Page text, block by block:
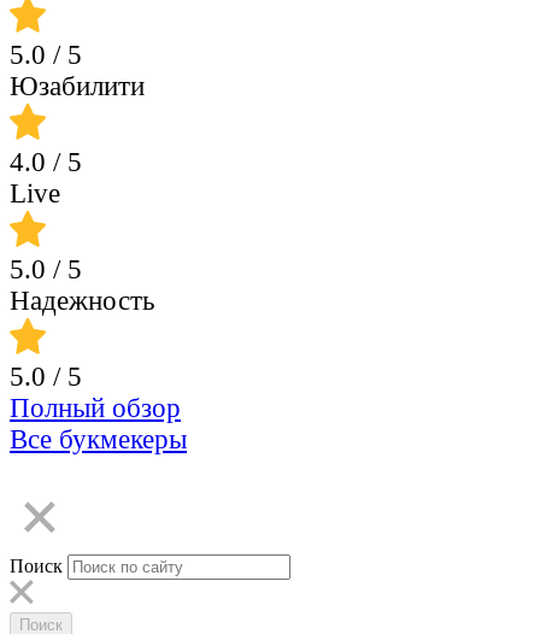
5.0 / 5
Юзабилити
4.0 / 5
Live
5.0 / 5
Надежность
5.0 / 5
Полный обзор
Все букмекеры
Поиск